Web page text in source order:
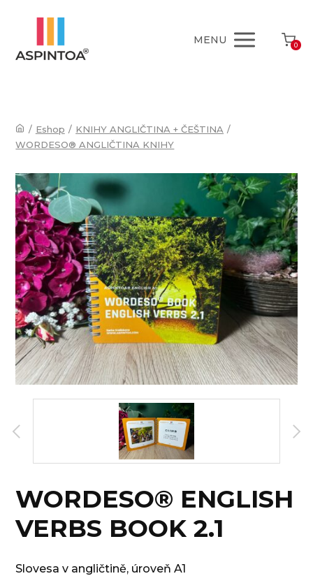
MENU 0
/ Eshop / KNIHY ANGLIČTINA + ČEŠTINA /
WORDESO® ANGLIČTINA KNIHY
WORDESO® ENGLISH
VERBS BOOK 2.1
Slovesa v angličtině, úroveň A1